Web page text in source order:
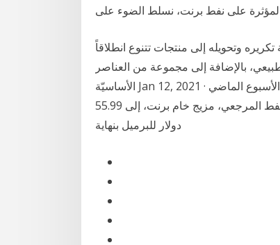
وتحويله إلى منتجات تتنوع انطلاقاً
بالإضافة إلى مجموعة من العناصر
الأساسيّة Jan 12, 2021 · ولفت البنك في تقريره الاقتصادي، إلى ارتفاع أسعار النفط خلال الأسبوع الماضي
إلى أعلى مستوياتها المسجلة في 11 شهراً، إذ ارتفع سعر خام النفط المرجعي، مزيج خام برنت، إلى 55.99
دولار للبرميل بنهاية